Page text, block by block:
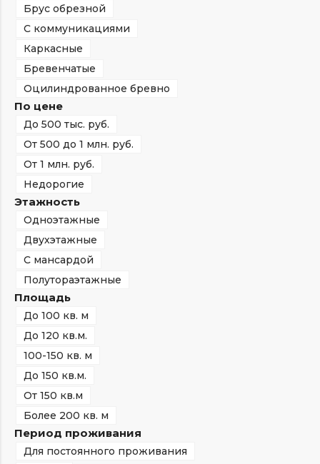
Брус обрезной
С коммуникациями
Каркасные
Бревенчатые
Оцилиндрованное бревно
По цене
До 500 тыс. руб.
От 500 до 1 млн. руб.
От 1 млн. руб.
Недорогие
Этажность
Одноэтажные
Двухэтажные
С мансардой
Полутораэтажные
Площадь
До 100 кв. м
До 120 кв.м.
100-150 кв. м
До 150 кв.м.
От 150 кв.м
Более 200 кв. м
Период проживания
Для постоянного проживания